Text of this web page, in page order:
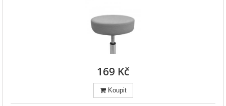
169 Kč
Koupit